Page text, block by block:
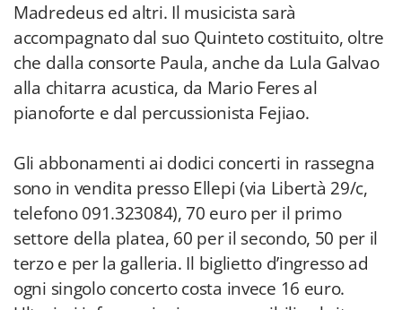
Madredeus ed altri. Il musicista sarà
accompagnato dal suo Quinteto costituito, oltre
che dalla consorte Paula, anche da Lula Galvao
alla chitarra acustica, da Mario Feres al
pianoforte e dal percussionista Fejiao.
Gli abbonamenti ai dodici concerti in rassegna
sono in vendita presso Ellepi (via Libertà 29/c,
telefono 091.323084), 70 euro per il primo
settore della platea, 60 per il secondo, 50 per il
terzo e per la galleria. Il biglietto d’ingresso ad
ogni singolo concerto costa invece 16 euro.